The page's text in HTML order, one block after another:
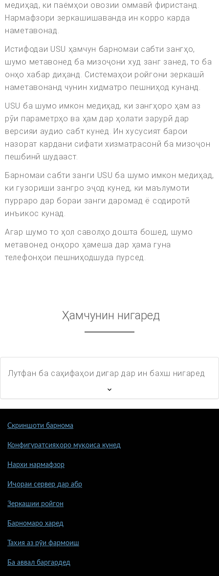
медиҳад, ки паёмҳои овозии оммавӣ фиристанд.
Нармафзори зеркашишаванда ин корро карда
наметавонад.
Истифодаи USU ҳамчун барномаи сабти зангҳо,
шумо метавонед ба мизоҷони худ занг занед, то ба
онҳо хабар диҳанд. Системаҳои ройгони зеркашӣ
наметавонанд чунин хидматро пешниҳод кунанд.
USU ба шумо имкон медиҳад, ки зангҳоро ҳам аз
рӯи параметрҳо ва ҳам дар ҳолати зарурӣ дар
версияи аудио сабт кунед. Ин хусусият барои
назорат кардани сифати хизматрасонӣ ба мизоҷон
пешбинӣ шудааст.
Барномаи сабти занги USU ба шумо имкон медиҳад,
ки гузориши зангро эҷод кунед, ки маълумоти
пурраро дар бораи занги даромад ё содиротӣ
инъикос кунад.
Агар шумо то ҳол саволҳо дошта бошед, шумо
метавонед онҳоро ҳамеша дар ҳама гуна
телефонҳои пешниҳодшуда пурсед.
Ҳамчунин нигаред
Лутфан ба саҳифаҳои дигар дар ин бахш нигаред
Скриншоти барнома
Конфигуратсияҳоро муқоиса кунед
Нархи нармафзор
Иҷораи сервер дар абр
Зеркашии ройгон
Барномаро харед
Таҳия аз рӯи фармоиш
Ба аввал баргардед